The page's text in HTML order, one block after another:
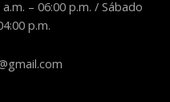
– 06:00 p.m. / Sábado
p.m.